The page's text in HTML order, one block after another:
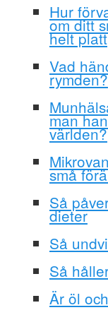
Hur
om ditt
helt platt
Vad
rymden?
man
världen?
små
Så
dieter
Så
Så
Är öl